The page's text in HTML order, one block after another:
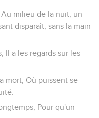
milieu de la nuit, un
disparaît, sans la main
Il a les regards sur les
mort, Où puissent se
Pour qu'un